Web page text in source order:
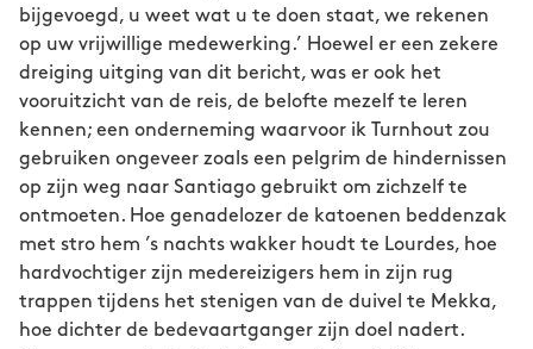
bijgevoegd, u weet wat u te doen staat, we rekenen
op uw vrijwillige medewerking.’ Hoewel er een zekere
dreiging uitging van dit bericht, was er ook het
vooruitzicht van de reis, de belofte mezelf te leren
kennen; een onderneming waarvoor ik Turnhout zou
gebruiken ongeveer zoals een pelgrim de hindernissen
op zijn weg naar Santiago gebruikt om zichzelf te
ontmoeten. Hoe genadelozer de katoenen beddenzak
met stro hem ’s nachts wakker houdt te Lourdes, hoe
hardvochtiger zijn medereizigers hem in zijn rug
trappen tijdens het stenigen van de duivel te Mekka,
hoe dichter de bedevaartganger zijn doel nadert.